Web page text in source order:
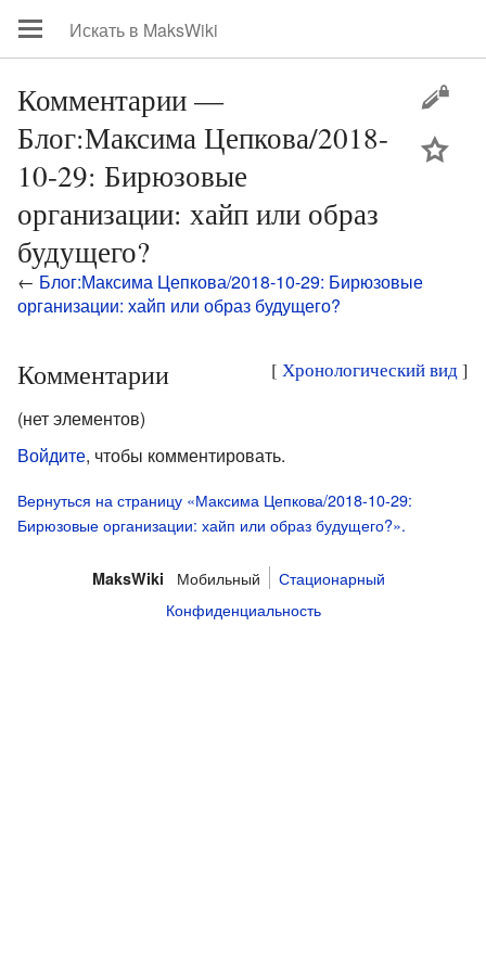
Комментарии —
Блог:Максима Цепкова/2018-
10-29: Бирюзовые
организации: хайп или образ
будущего?
← Блог:Максима Цепкова/2018-10-29: Бирюзовые
организации: хайп или образ будущего?
[ Хронологический вид]
Комментарии
(нет элементов)
Войдите, чтобы комментировать.
Вернуться на страницу «Максима Цепкова/2018-10-29:
Бирюзовые организации: хайп или образ будущего?».
MaksWiki Мобильный
Стационарный
Конфиденциальность